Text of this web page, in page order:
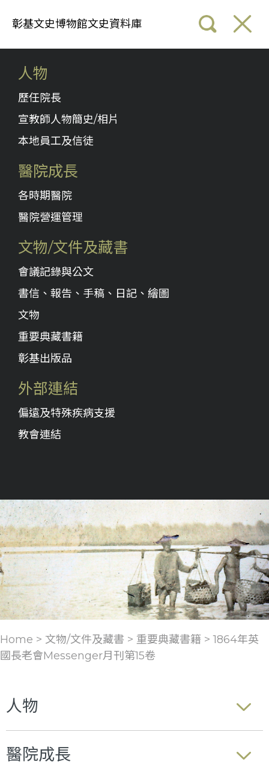
彰基文史博物館文史資料庫
人物
歷任院長
宣教師人物簡史/相片
本地員工及信徒
醫院成長
各時期醫院
醫院營運管理
文物/文件及藏書
會議記錄與公文
書信、報告、手稿、日記、繪圖
文物
重要典藏書籍
彰基出版品
外部連結
偏遠及特殊疾病支援
教會連結
Home > 文物/文件及藏書 > 重要典藏書籍 > 1864年英
國長老會Messenger月刊第15卷
人物
醫院成長